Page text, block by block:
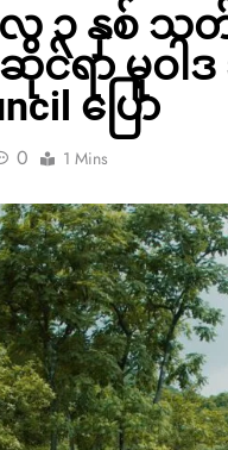
၃ နှစ် သ
ဆိုင်ရာ မူဝါ
ပြော
0 1 Mins